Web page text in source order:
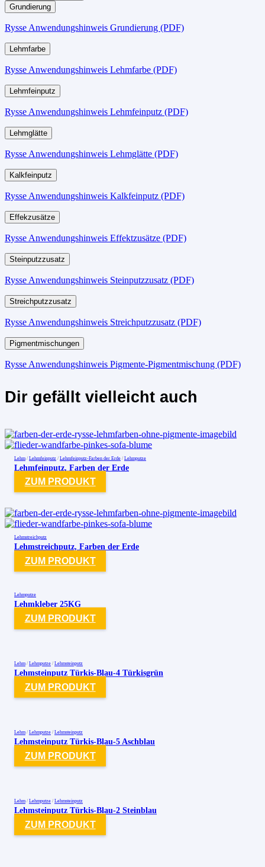
Grundierung
Rysse Anwendungshinweis Grundierung (PDF)
Lehmfarbe
Rysse Anwendungshinweis Lehmfarbe (PDF)
Lehmfeinputz
Rysse Anwendungshinweis Lehmfeinputz (PDF)
Lehmglätte
Rysse Anwendungshinweis Lehmglätte (PDF)
Kalkfeinputz
Rysse Anwendungshinweis Kalkfeinputz (PDF)
Effekzusätze
Rysse Anwendungshinweis Effektzusätze (PDF)
Steinputzzusatz
Rysse Anwendungshinweis Steinputzzusatz (PDF)
Streichputzzusatz
Rysse Anwendungshinweis Streichputzzusatz (PDF)
Pigmentmischungen
Rysse Anwendungshinweis Pigmente-Pigmentmischung (PDF)
Dir gefällt vielleicht auch
Lehm / Lehmfeinputz / Lehmfeinputz-Farben der Erde / Lehmputze
Lehmfeinputz, Farben der Erde
ZUM PRODUKT
Lehmstreichputz
Lehmstreichputz, Farben der Erde
ZUM PRODUKT
Lehmputze
Lehmkleber 25KG
ZUM PRODUKT
Lehm / Lehmputze / Lehmsteinputz
Lehmsteinputz Türkis-Blau-4 Türkisgrün
ZUM PRODUKT
Lehm / Lehmputze / Lehmsteinputz
Lehmsteinputz Türkis-Blau-5 Aschblau
ZUM PRODUKT
Lehm / Lehmputze / Lehmsteinputz
Lehmsteinputz Türkis-Blau-2 Steinblau
ZUM PRODUKT